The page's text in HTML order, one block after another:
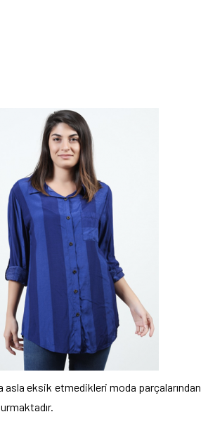
asla eksik etmedikleri moda parçalarından